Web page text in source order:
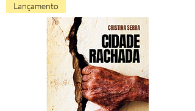
Lançamento